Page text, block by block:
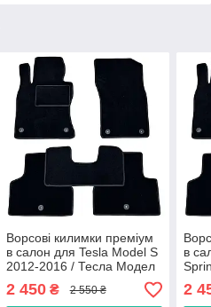
Ворсові килимки преміум
в салон для Tesla Model S
2012-2016 / Тесла Модел
С килимки
2 450₴ 2 550 ₴
в
2